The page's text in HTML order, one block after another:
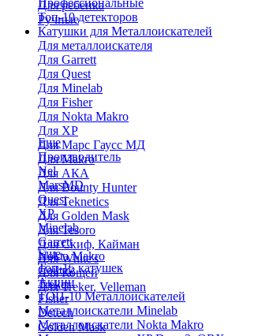
Для ребенка
Ручные
Профессиональные
Топ-10 детекторов
Катушки для Металлоискателей
Для металлоискателя
Для Garrett
Для Quest
Для Minelab
Для Fisher
Для Nokta Makro
Для XP
Для Марс Гаусс МД
Для Makro
Для АКА
Для Bounty Hunter
Для Teknetics
Для Golden Mask
Для Tesoro
Для Скиф, Кайман
Для White's
Для Кощей
Для Treker, Velleman
Еще
Производитель
Nel
MarsMD
Quest
XP
Minelab
Garrett
Nokta Makro
Coiltek
Treker
Fisher
Detech
Golden Mask
Еще
Топ-15 катушек
Акции
ТОП-10 Металлоискателей
Металлоискатели Minelab
Металлоискатели Nokta Makro